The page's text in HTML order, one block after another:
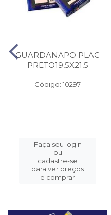
GUARDANAPO PLAC
PRETO19,5X21,5
Código: 10297
Faça seu login
ou
cadastre-se
para ver preços
e comprar